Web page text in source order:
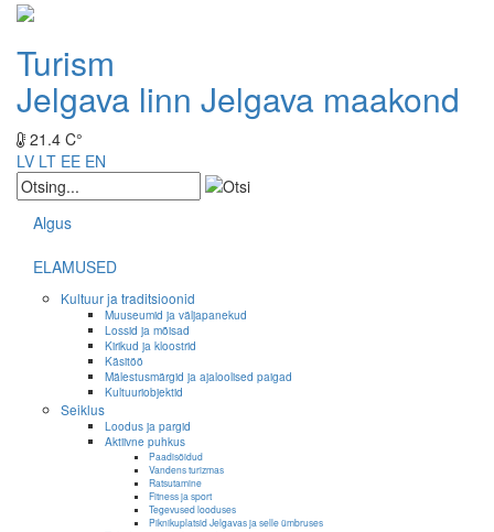
Turism
Jelgava linn Jelgava maakond
21.4 C°
LV LT EE EN
Algus
ELAMUSED
Kultuur ja traditsioonid
Muuseumid ja väljapanekud
Lossid ja mõisad
Kirikud ja kloostrid
Käsitöö
Mälestusmärgid ja ajaloolised paigad
Kultuuriobjektid
Seiklus
Loodus ja pargid
Aktiivne puhkus
Paadisõidud
Vandens turizmas
Ratsutamine
Fitness ja sport
Tegevused looduses
Piknikuplatsid Jelgavas ja selle ümbruses